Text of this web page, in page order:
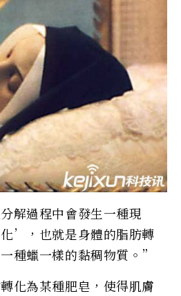
解過程中會發生一種現
’，也就是身體的脂肪轉
種蠟一樣的黏稠物質。”
化為某種肥皂，使得肌膚